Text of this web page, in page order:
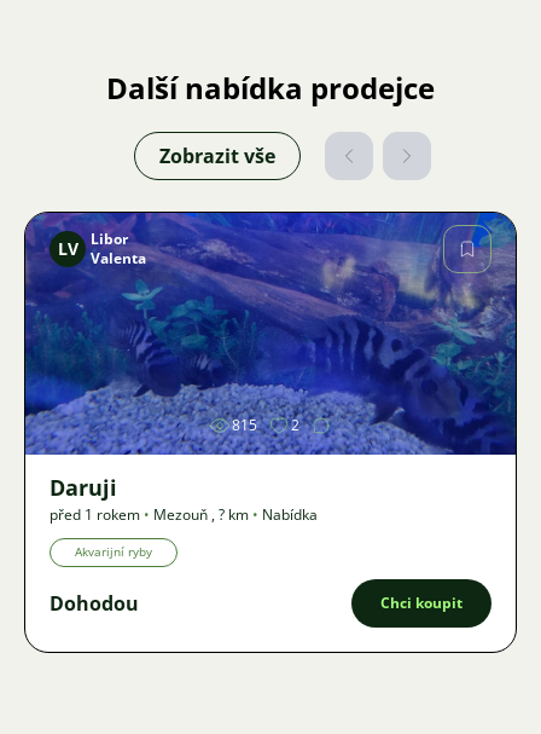
Další nabídka prodejce
Zobrazit vše
Obrázek
LV
Libor
Valenta
815 2
Daruji
před 1 rokem • Mezouň ,? km • Nabídka
Akvarijní ryby
Dohodou Chci koupit